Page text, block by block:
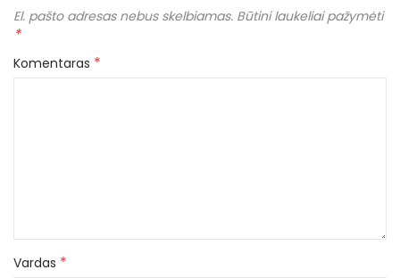
El. pašto adresas nebus skelbiamas. Būtini laukeliai pažymėti
*
Komentaras *
Vardas *